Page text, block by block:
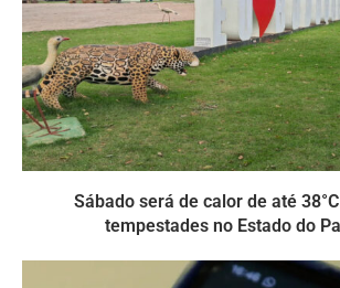
Sábado será de calor de até
tempestades no Estado do